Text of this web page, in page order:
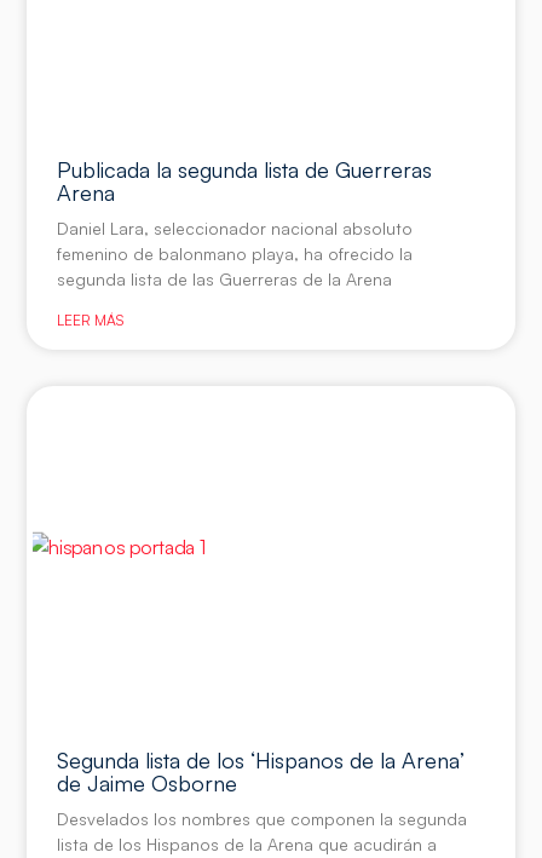
Publicada la segunda lista de Guerreras
Arena
Daniel Lara, seleccionador nacional absoluto
femenino de balonmano playa, ha ofrecido la
segunda lista de las Guerreras de la Arena
LEER MÁS
Segunda lista de los ‘Hispanos de la Arena’
de Jaime Osborne
Desvelados los nombres que componen la segunda
lista de los Hispanos de la Arena que acudirán a